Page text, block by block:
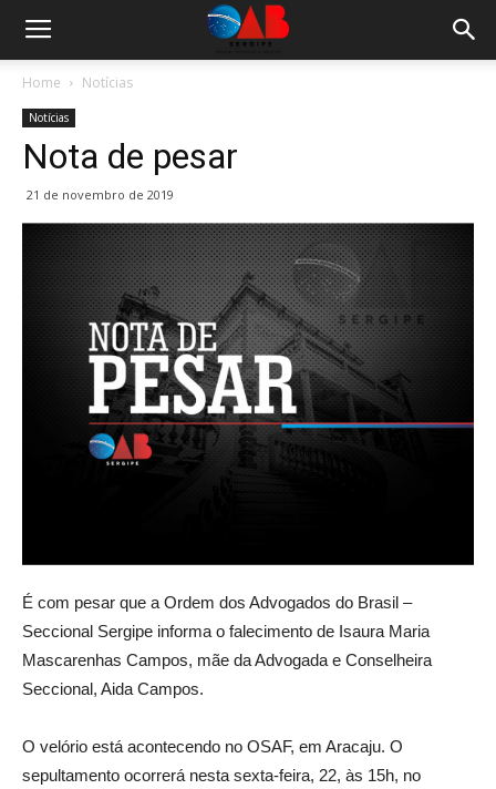
Home Notícias
Notícias
Nota de pesar
21 de novembro de 2019
É com pesar que a Ordem dos Advogados do Brasil –
Seccional Sergipe informa o falecimento de Isaura Maria
Mascarenhas Campos, mãe da Advogada e Conselheira
Seccional, Aida Campos.
O velório está acontecendo no OSAF, em Aracaju. O
sepultamento ocorrerá nesta sexta-feira, 22, às 15h, no